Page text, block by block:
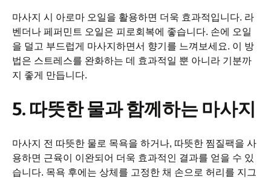
마사지 시 아로마 오일을 활용하면 더욱 효과적입니다. 라
벤더나 페퍼민트 오일은 피로회복에 좋습니다. 손에 오일
을 덜고 부드럽게 마사지하면서 향기를 느껴보세요. 이 방
법은 스트레스를 완화하는 데 효과적일 뿐 아니라 기분까
지 좋게 만듭니다.
5. 따뜻한 물과 함께하는 마사지
마사지 전 따뜻한 물로 목욕을 하거나, 따뜻한 찜질팩을 사
용하면 근육이 이완되어 더욱 효과적인 결과를 얻을 수 있
습니다. 목욕 후에는 상체를 고정한 채 손으로 허리를 지그